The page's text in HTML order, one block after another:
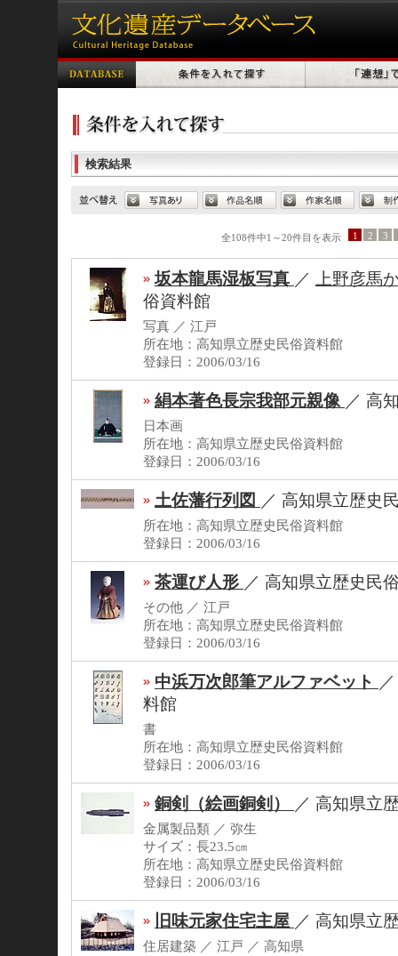
検索結果
全108件中1～20件目を表示 1 2 3
坂本龍馬湿板写真 ／
上野彦馬
俗資料館
写真 ／ 江戸
所在地：高知県立歴史民俗資料館
登録日：2006/03/16
絹本著色長宗我部元親像 ／ 高
日本画
所在地：高知県立歴史民俗資料館
登録日：2006/03/16
土佐藩行列図 ／ 高知県立歴史
所在地：高知県立歴史民俗資料館
登録日：2006/03/16
茶運び人形 ／ 高知県立歴史民
その他 ／ 江戸
所在地：高知県立歴史民俗資料館
登録日：2006/03/16
中浜万次郎筆アルファベット
料館
書
所在地：高知県立歴史民俗資料館
登録日：2006/03/16
銅剣（絵画銅剣） ／ 高知県立
金属製品類 ／ 弥生
サイズ：長23.5㎝
所在地：高知県立歴史民俗資料館
登録日：2006/03/16
旧味元家住宅主屋 ／ 高知県立
住居建築 ／ 江戸 ／ 高知県